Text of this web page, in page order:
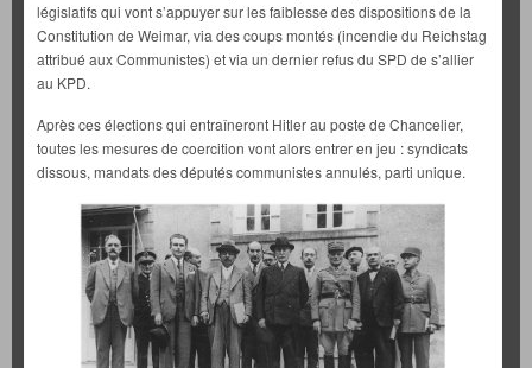
législatifs qui vont s’appuyer sur les faiblesse des dispositions de la
Constitution de Weimar, via des coups montés (incendie du Reichstag
attribué aux Communistes) et via un dernier refus du SPD de s’allier
au KPD.
Après ces élections qui entraîneront Hitler au poste de Chancelier,
toutes les mesures de coercition vont alors entrer en jeu : syndicats
dissous, mandats des députés communistes annulés, parti unique.